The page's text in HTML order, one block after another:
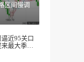
区间慢调
近95关口
最大季度